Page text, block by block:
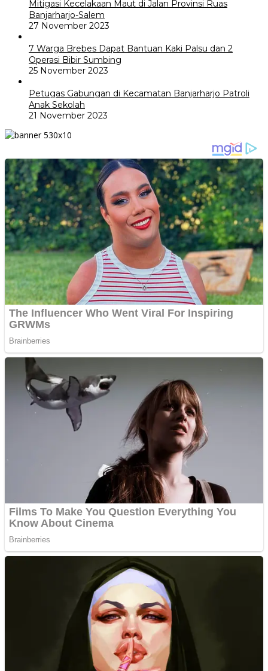
Mitigasi Kecelakaan Maut di Jalan Provinsi Ruas
Banjarharjo-Salem
27 November 2023
7 Warga Brebes Dapat Bantuan Kaki Palsu dan 2
Operasi Bibir Sumbing
25 November 2023
Petugas Gabungan di Kecamatan Banjarharjo Patroli
Anak Sekolah
21 November 2023